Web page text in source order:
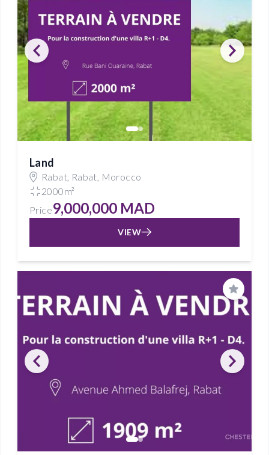
Land
Rabat, Rabat, Morocco
2000m²
Price9,000,000 MAD
VIEW
Save